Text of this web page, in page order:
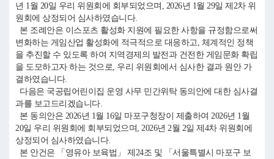
년 1월 20일 우리 위원회에 회부되었으며, 2026년 1월 29일 제2차 위
원회에 상정되어 심사하였습니다.
본 조례안은 이스포츠 활성화 지원에 필요한 사항을 규정함으로써
변화하는 게임산업 활성화에 적극적으로 대응하고, 체계적인 정책
을 추진할 수 있도록 하여 지역경제의 발전과 건전한 게임문화 확립
을 도모하고자 하는 것으로, 우리 위원회에서 심사한 결과 원안 가
결하였습니다.
다음은 국공립어린이집 운영 사무 민간위탁 동의안에 대한 심사결
과를 보고드리겠습니다.
본 동의안은 2026년 1월 16일 마포구청장이 제출하여 2026년 1월
20일 우리 위원회에 회부되었으며, 2026년 2월 2일 제4차 위원회에
상정되어 심사하였습니다.
본 안건은 「영유아 보육법」 제24조 및 「서울특별시 마포구 보